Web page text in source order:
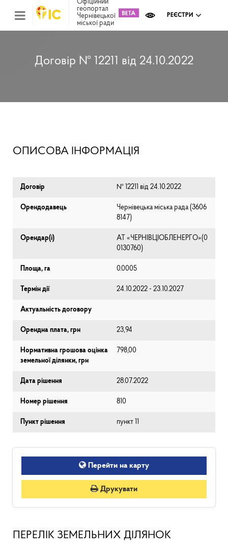
Офіційний
геопортал
Чернівецької
міської ради
РЕЄСТРИ
Договір № 12211 від 24.10.2022
ОПИСОВА ІНФОРМАЦІЯ
Договір № 12211 від 24.10.2022
Орендодавець
Чернівецька міська рада (⁨3606
8147⁩)
Орендар(і)
АТ «ЧЕРНІВЦІОБЛЕНЕРГО»(0
0130760)
Площа, га 0.0005
Термін дії 24.10.2022 - 23.10.2027
Актуальність договору
Орендна плата, грн 23,94
Нормативна грошова оцінка
земельної ділянки, грн
798,00
Дата рішення 28.07.2022
Номер рішення 810
Пункт рішення пункт 11
Перейти на карту
Друкувати
ПЕРЕЛІК ЗЕМЕЛЬНИХ ДІЛЯНОК